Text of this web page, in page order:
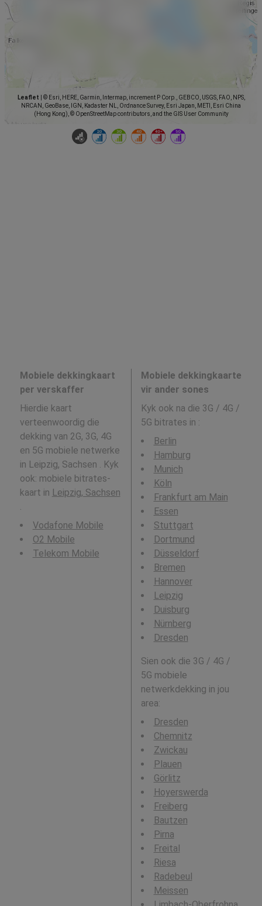
Leaflet
© Esri, HERE, Garmin, Intermap, increment P Corp., GEBCO, USGS, FAO, NPS,
NRCAN, GeoBase, IGN, Kadaster NL, Ordnance Survey, Esri Japan, METI, Esri China
(Hong Kong), © OpenStreetMap contributors, and the GIS User Community
Mobiele dekkingkaart
per verskaffer
Hierdie kaart
verteenwoordig die
dekking van 2G, 3G, 4G
en 5G mobiele netwerke
in Leipzig, Sachsen . Kyk
ook: mobiele bitrates-
kaart in Leipzig, Sachsen
.
Vodafone Mobile
O2 Mobile
Telekom Mobile
Mobiele dekkingkaarte
vir ander sones
Kyk ook na die 3G / 4G /
5G bitrates in :
Berlin
Hamburg
Munich
Köln
Frankfurt am Main
Essen
Stuttgart
Dortmund
Düsseldorf
Bremen
Hannover
Leipzig
Duisburg
Nürnberg
Dresden
Sien ook die 3G / 4G /
5G mobiele
netwerkdekking in jou
area:
Dresden
Chemnitz
Zwickau
Plauen
Görlitz
Hoyerswerda
Freiberg
Bautzen
Pirna
Freital
Riesa
Radebeul
Meissen